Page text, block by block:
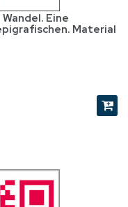
Eine
Material